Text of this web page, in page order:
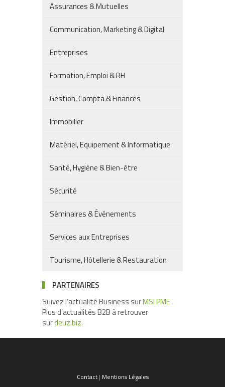
Assurances & Mutuelles
Communication, Marketing & Digital
Entreprises
Formation, Emploi & RH
Gestion, Compta & Finances
Immobilier
Matériel, Equipement & Informatique
Santé, Hygiène & Bien-être
Sécurité
Séminaires & Événements
Services aux Entreprises
Tourisme, Hôtellerie & Restauration
PARTENAIRES
Suivez l’actualité Business surMSI PME
Plus d’actualités B2B à retrouver
surdeuz.biz.
Contact| Mentions Légales